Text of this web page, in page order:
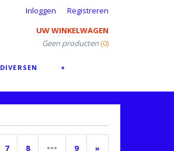
Inloggen
Registreren
UW WINKELWAGEN
Geen producten (0)
DIVERSEN +
7 8 ••• 9 »